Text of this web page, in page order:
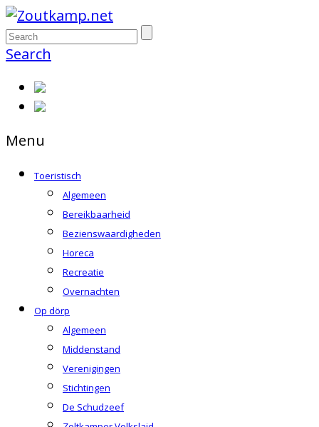
Search
Menu
Toeristisch
Algemeen
Bereikbaarheid
Bezienswaardigheden
Horeca
Recreatie
Overnachten
Op dörp
Algemeen
Middenstand
Verenigingen
Stichtingen
De Schudzeef